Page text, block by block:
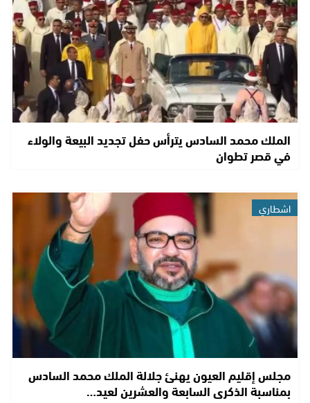
الملك محمد السادس يترأس حفل تجديد البيعة والولاء
في قصر تطوان
اشطاري
مجلس إقليم العيون يهنئ جلالة الملك محمد السادس
بمناسبة الذكرى السابعة والعشرين لعيد…